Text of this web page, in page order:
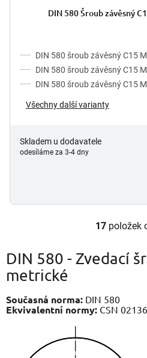
DIN 580 Šroub závěsný
DIN 580 šroub závěsný C15
DIN 580 šroub závěsný C15
DIN 580 šroub závěsný C15
Všechny další varianty
Skladem u dodavatele
odesíláme za 3-4 dny
O
l
á
í
17položek
DIN 580 - Zvedací
metrické
Současná norma: DIN 580
Ekvivalentní normy: CSN